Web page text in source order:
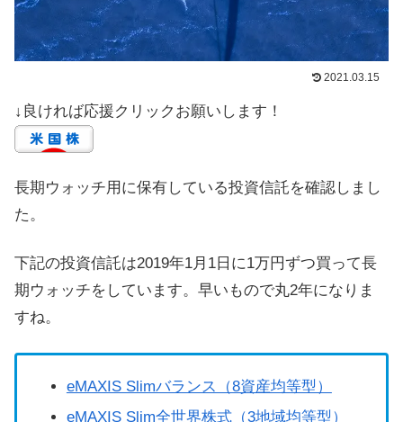
2021.03.15
↓良ければ応援クリックお願いします！
長期ウォッチ用に保有している投資信託を確認しまし
た。
下記の投資信託は2019年1月1日に1万円ずつ買って長
期ウォッチをしています。早いもので丸2年になりま
すね。
eMAXIS Slimバランス（8資産均等型）
eMAXIS Slim全世界株式（3地域均等型）